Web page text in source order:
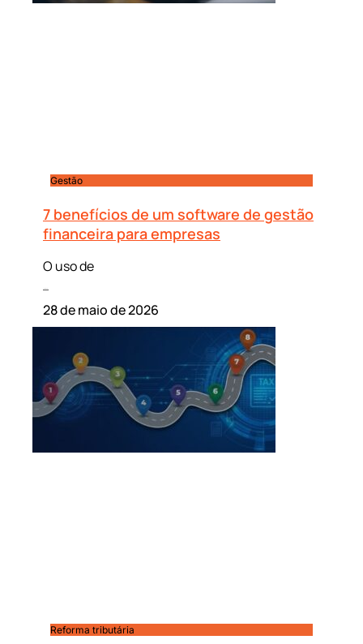
Gestão
7 benefícios de um software de gestão
financeira para empresas
O uso de
28 de maio de 2026
Reforma tributária